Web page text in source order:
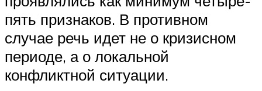
пять признаков. В противном
случае речь идет не о кризисном
периоде, а о локальной
конфликтной ситуации.